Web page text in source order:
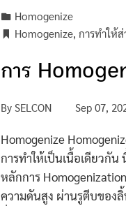
Homogenize
Homogenize,การทำให้
การ
BySELCON Sep 07,
Homogenize
การทำให้เป็นเนื้อเดียวกัน
หลักการ
ความดันสูง ผ่านรูตีบของ